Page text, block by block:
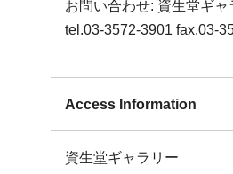
お問い合わせ: 資生堂ギャ
tel.03-3572-3901 fax.03-
Access Information
資生堂ギャラリー